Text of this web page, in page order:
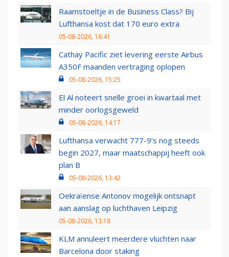
Raamstoeltje in de Business Class? Bij
Lufthansa kost dat 170 euro extra
05-08-2026, 16:41
Cathay Pacific ziet levering eerste Airbus
A350F maanden vertraging oplopen
05-08-2026, 15:25
El Al noteert snelle groei in kwartaal met
minder oorlogsgeweld
05-08-2026, 14:17
Lufthansa verwacht 777-9’s nog steeds
begin 2027, maar maatschappij heeft ook
plan B
05-08-2026, 13:42
Oekraïense Antonov mogelijk ontsnapt
aan aanslag op luchthaven Leipzig
05-08-2026, 13:18
KLM annuleert meerdere vluchten naar
Barcelona door staking